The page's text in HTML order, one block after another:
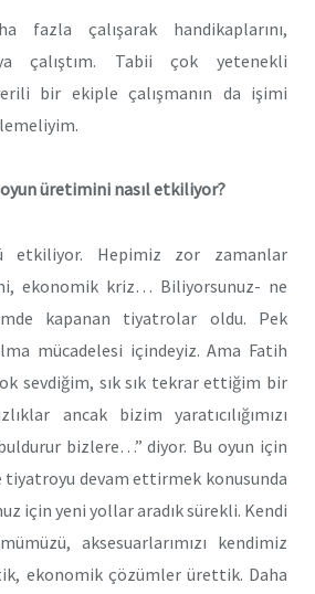
fazla çalışarak handikaplarını,
çalıştım. Tabii çok yetenekli
bir ekiple çalışmanın da işimi
oyun üretimini nasıl etkiliyor?
Hepimiz zor zamanlar
ekonomik kriz… Biliyorsunuz- ne
kapanan tiyatrolar oldu. Pek
mücadelesi içindeyiz. Ama Fatih
sevdiğim, sık sık tekrar ettiğim bir
ancak bizim yaratıcılığımızı
bizlere…” diyor. Bu oyun için
tiyatroyu devam ettirmek konusunda
için yeni yollar aradık sürekli. Kendi
aksesuarlarımızı kendimiz
ekonomik çözümler ürettik. Daha